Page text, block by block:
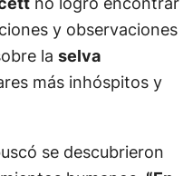
y observaciones
la selva
más inhóspitos y
se descubrieron